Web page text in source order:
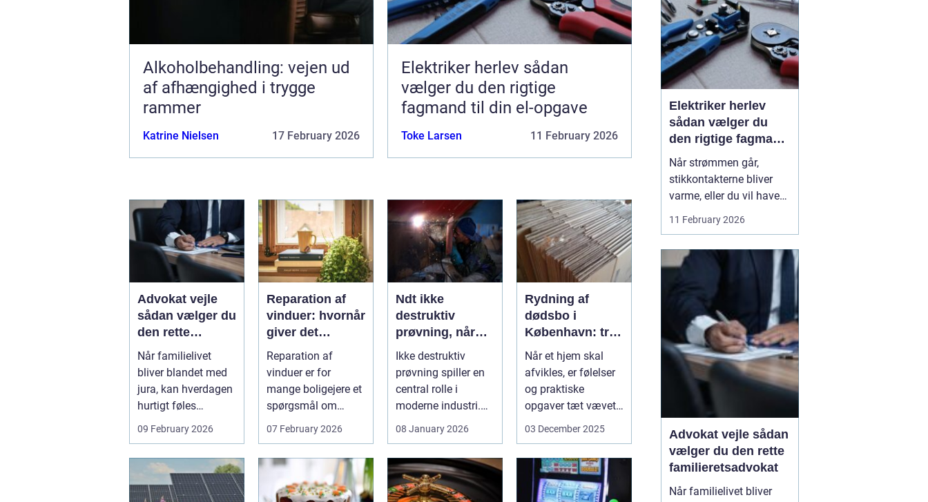
Alkoholbehandling: vejen ud
af afhængighed i trygge
rammer
Katrine Nielsen 17 February 2026
Elektriker herlev sådan
vælger du den rigtige
fagmand til din el-opgave
Toke Larsen 11 February 2026
Advokat vejle
sådan vælger du
den rette
familieretsadvok
at
Når familielivet
bliver blandet med
jura, kan hverdagen
hurtigt føles
uoverskuelig.
Uenighed om børn...
09 February 2026
Reparation af
vinduer: hvornår
giver det
mening, og hvad
skal du vælge?
Reparation af
vinduer er for
mange boligejere et
spørgsmål om
balance. På den
07 February 2026
Ndt ikke
destruktiv
prøvning, når
kvalitet og
sikkerhed er
afgørende
Ikke destruktiv
prøvning spiller en
central rolle i
moderne industri.
trykbærende u...
08 January 2026
Rydning af
dødsbo i
København: tryg
proces og
respekt for boet
Når et hjem skal
afvikles, er følelser
og praktiske
opgaver tæt vævet
samme...
03 December 2025
Elektriker herlev
sådan vælger du
den rigtige fagmand
til din el-opgave
Når strømmen går,
stikkontakterne bliver
varme, eller du vil have
ny belysning i hjemmet,
bliver valget af elektriker
Mange søger
efter en
hvordan vurd...
11 February 2026
Advokat vejle sådan
vælger du den rette
familieretsadvokat
Når familielivet bliver